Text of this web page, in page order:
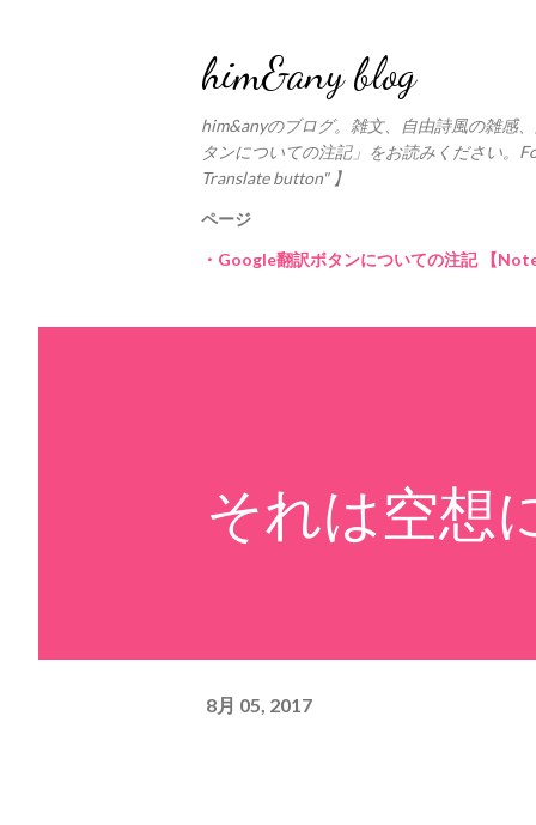
him&any blog
him&anyのブログ。雑文、自由詩風の雑感
タンについての注記」をお読みください。
Translate button" 】
ページ
・Google翻訳ボタンについての注記 【
それは空想
8月 05, 2017